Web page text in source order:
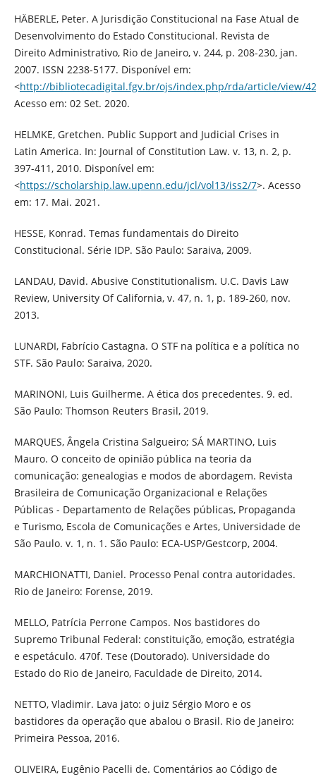
HÄBERLE, Peter. A Jurisdição Constitucional na Fase Atual de
Desenvolvimento do Estado Constitucional. Revista de
Direito Administrativo, Rio de Janeiro, v. 244, p. 208-230, jan.
2007. ISSN 2238-5177. Disponível em:
<http://bibliotecadigital.fgv.br/ojs/index.php/rda/article/view/
Acesso em: 02 Set. 2020.
HELMKE, Gretchen. Public Support and Judicial Crises in
Latin America. In: Journal of Constitution Law. v. 13, n. 2, p.
397-411, 2010. Disponível em:
<https://scholarship.law.upenn.edu/jcl/vol13/iss2/7>. Acesso
em: 17. Mai. 2021.
HESSE, Konrad. Temas fundamentais do Direito
Constitucional. Série IDP. São Paulo: Saraiva, 2009.
LANDAU, David. Abusive Constitutionalism. U.C. Davis Law
Review, University Of California, v. 47, n. 1, p. 189-260, nov.
2013.
LUNARDI, Fabrício Castagna. O STF na política e a política no
STF. São Paulo: Saraiva, 2020.
MARINONI, Luis Guilherme. A ética dos precedentes. 9. ed.
São Paulo: Thomson Reuters Brasil, 2019.
MARQUES, Ângela Cristina Salgueiro; SÁ MARTINO, Luis
Mauro. O conceito de opinião pública na teoria da
comunicação: genealogias e modos de abordagem. Revista
Brasileira de Comunicação Organizacional e Relações
Públicas - Departamento de Relações públicas, Propaganda
e Turismo, Escola de Comunicações e Artes, Universidade de
São Paulo. v. 1, n. 1. São Paulo: ECA-USP/Gestcorp, 2004.
MARCHIONATTI, Daniel. Processo Penal contra autoridades.
Rio de Janeiro: Forense, 2019.
MELLO, Patrícia Perrone Campos. Nos bastidores do
Supremo Tribunal Federal: constituição, emoção, estratégia
e espetáculo. 470f. Tese (Doutorado). Universidade do
Estado do Rio de Janeiro, Faculdade de Direito, 2014.
NETTO, Vladimir. Lava jato: o juiz Sérgio Moro e os
bastidores da operação que abalou o Brasil. Rio de Janeiro:
Primeira Pessoa, 2016.
OLIVEIRA, Eugênio Pacelli de. Comentários ao Código de